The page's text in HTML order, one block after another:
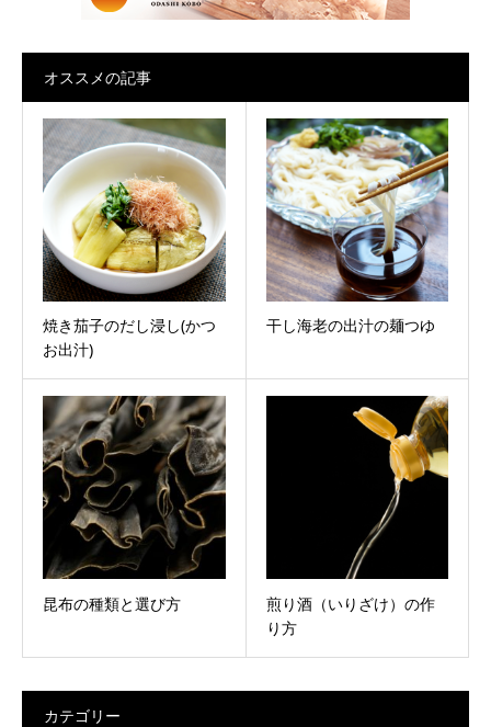
オススメの記事
焼き茄子のだし浸し(かつ
お出汁)
干し海老の出汁の麺つゆ
昆布の種類と選び方
煎り酒（いりざけ）の作
り方
カテゴリー